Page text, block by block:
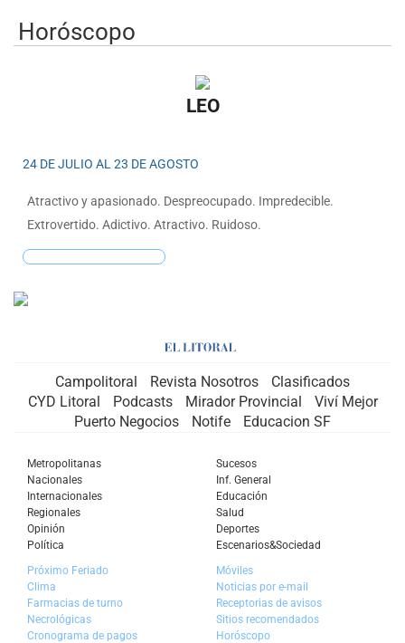
Horóscopo
LEO
24 DE JULIO AL 23 DE AGOSTO
Atractivo y apasionado. Despreocupado. Impredecible.
Extrovertido. Adictivo. Atractivo. Ruidoso.
Campolitoral Revista Nosotros
Clasificados
CYD Litoral
Podcasts Mirador Provincial
Viví Mejor
Puerto Negocios
Notife Educacion SF
Metropolitanas
Nacionales
Internacionales
Regionales
Opinión
Política
Sucesos
Inf. General
Educación
Salud
Deportes
Escenarios&Sociedad
Próximo Feriado
Clima
Farmacias de turno
Necrológicas
Cronograma de pagos
Móviles
Noticias por e-mail
Receptorias de avisos
Sitios recomendados
Horóscopo